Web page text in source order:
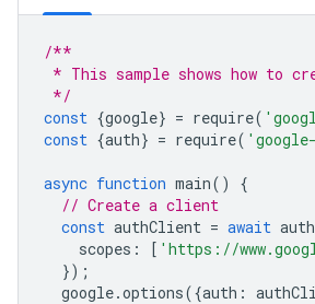
/**
* This sample shows how to
*/
const {google} = require(
const {auth} = require(
async function main()
{
// Create a client
const authClient = await auth
scopes : [ 'https://
});
google.options({auth :